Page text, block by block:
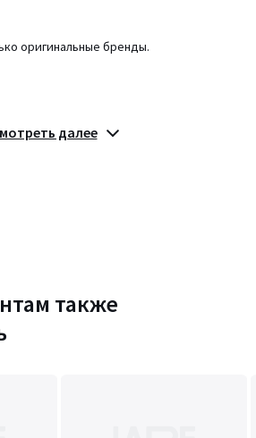
оригинальные бренды.
далее
также